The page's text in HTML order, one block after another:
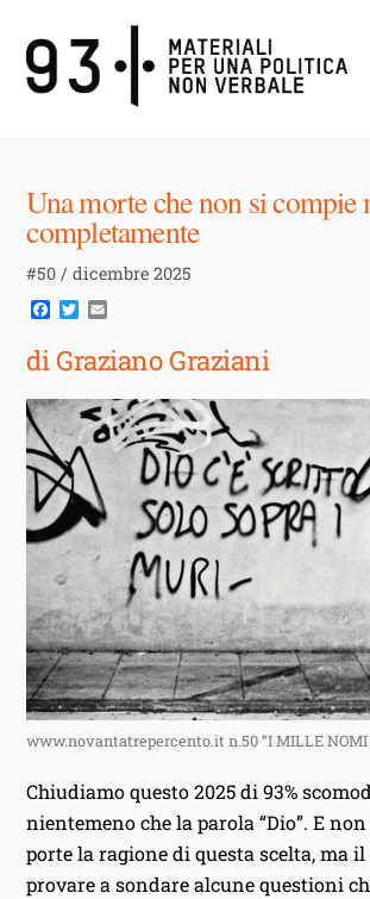
content
Una morte che non si compie
completamente
#50 / dicembre 2025
F
c
e
o
o
k
T
t
e
r
a
i
di Graziano Graziani
www.novantatrepercento.it n.50 “I MILLE NOMI
Chiudiamo questo 2025 di 93%
nientemeno che la parola “Dio”. E
porte la ragione di questa scelta, ma
provare a sondare alcune questioni